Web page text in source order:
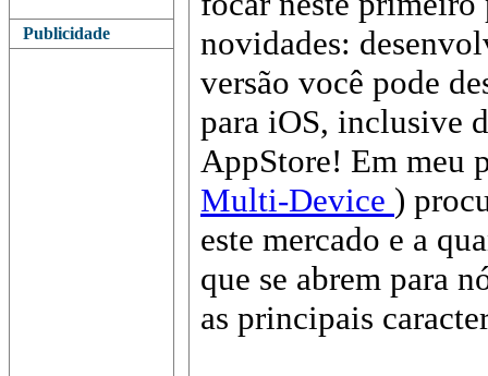
Publicidade
novidades:
versão você pode
para iOS, inclusive
AppStore! Em meu
Multi-Device )
este mercado e a
que se abrem para
as principais